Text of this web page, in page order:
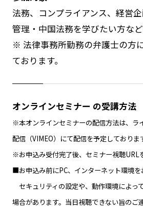
法務、コンプライアンス、経営
管理・中国法務を学びたい方など
※ 法律事務所勤務の弁護士の方
ております。
オンラインセミナー の受講方法
※本オンラインセミナーの配信方法は、ラ
配信（VIMEO）にて配信を予定しておりま
※お申込み受付完了後、セミナー視聴URL
■お申込み前にPC、インターネット環境を
セキュリティの設定や、動作環境によっ
場合があります。当日視聴できない旨のご